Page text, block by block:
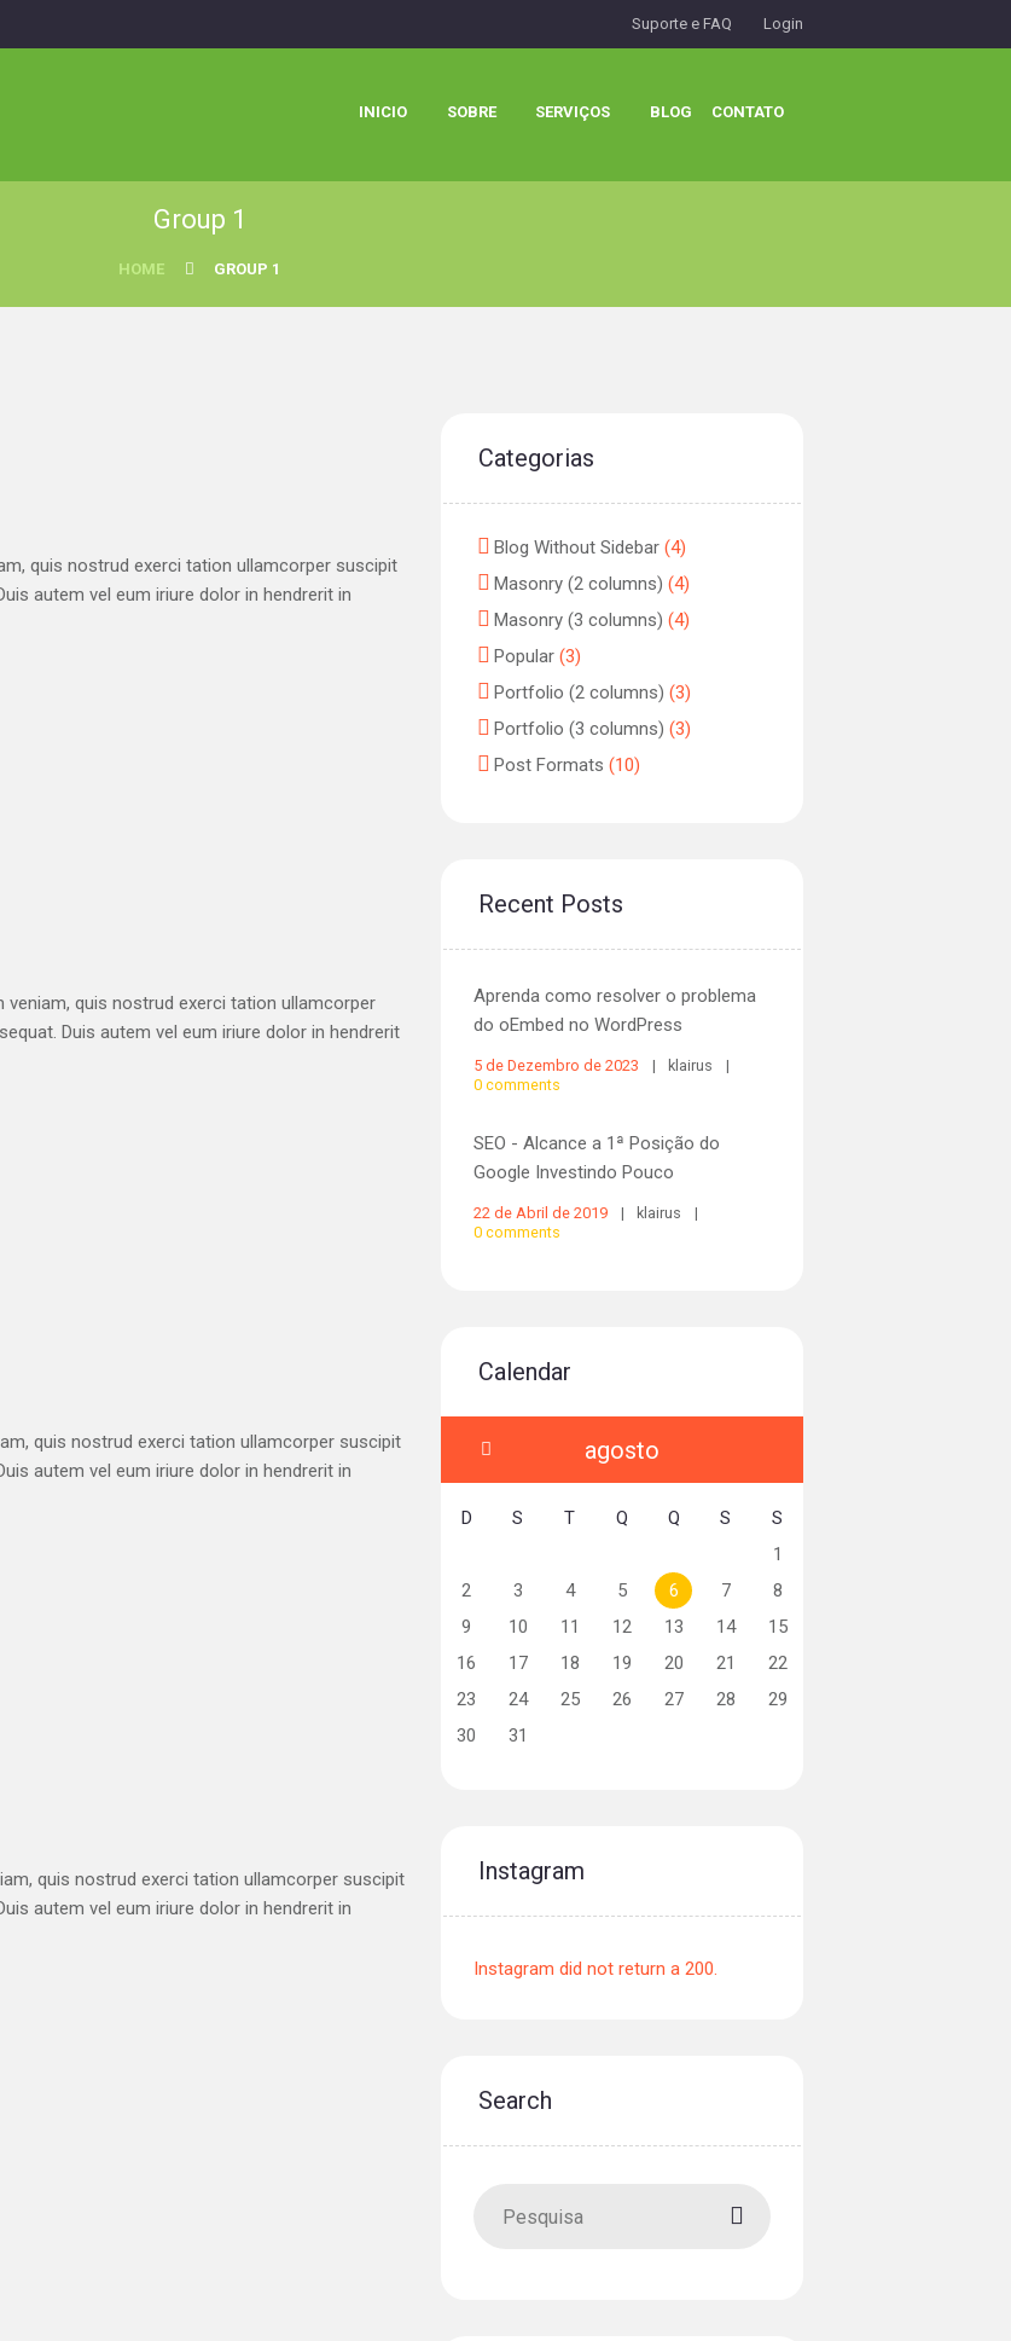
Suporte e FAQ Login
INICIO SOBRE SERVIÇOS BLOG CONTATO
Group 1
HOME GROUP 1
quis nostrud exerci tation ullamcorper suscipit
autem vel eum iriure dolor in hendrerit in
veniam, quis nostrud exerci tation ullamcorper
Duis autem vel eum iriure dolor in hendrerit
quis nostrud exerci tation ullamcorper suscipit
autem vel eum iriure dolor in hendrerit in
quis nostrud exerci tation ullamcorper suscipit
autem vel eum iriure dolor in hendrerit in
Categorias
Blog Without Sidebar (4)
Masonry (2 columns) (4)
Masonry (3 columns) (4)
Popular (3)
Portfolio (2 columns) (3)
Portfolio (3 columns) (3)
Post Formats (10)
Recent Posts
Aprenda como resolver o problema
do oEmbed no WordPress
5 de Dezembro de 2023
klairus
0
SEO - Alcance a 1ª Posição do
Google Investindo Pouco
22 de Abril de 2019
klairus
0
Calendar
agosto
D S T Q Q S
S
1
2
3 4 5 6 7
8
9
10 11 12 13 14
15
16
17 18 19 20 21
22
23
24 25 26 27 28
29
30
31
Instagram
Instagram did not return a 200.
Search